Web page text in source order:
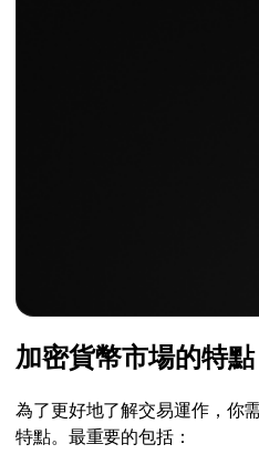
加密貨幣市場的特點
為了更好地了解交易運作，你
特點。最重要的包括：